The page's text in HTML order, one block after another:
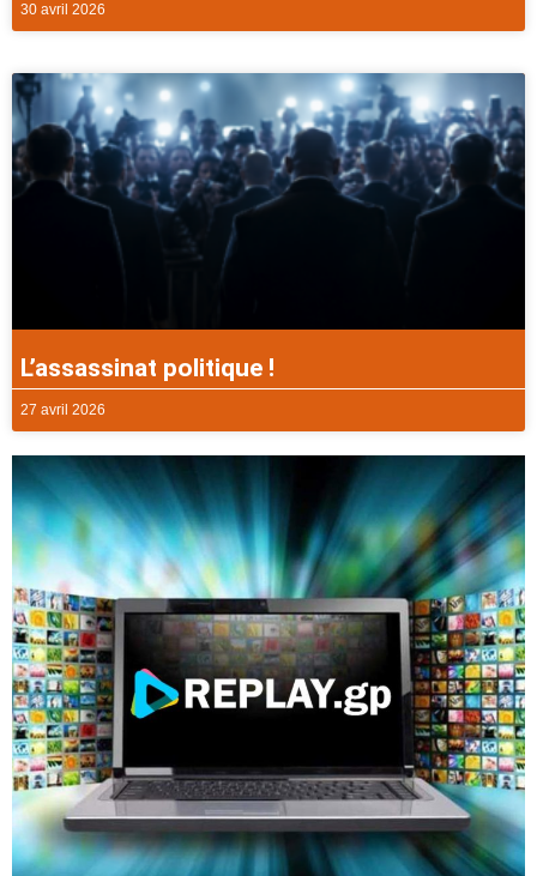
30 avril 2026
L’assassinat politique !
27 avril 2026